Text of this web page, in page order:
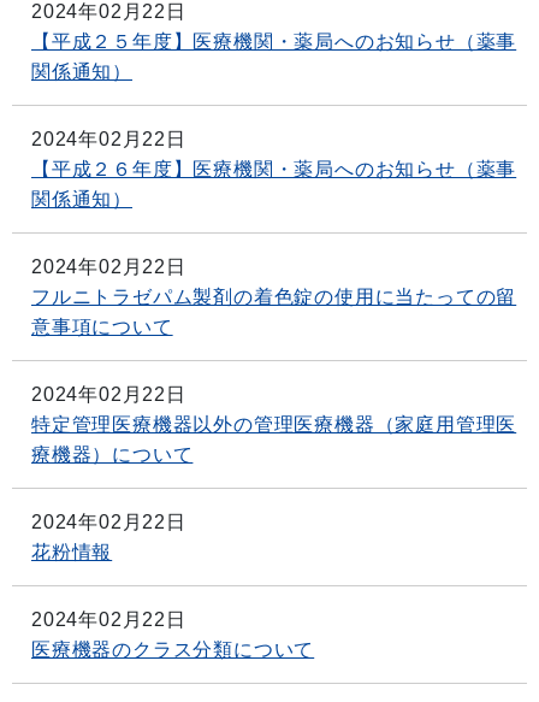
2024年02月22日
【平成２５年度】医療機関・薬局へのお知らせ（薬事
関係通知）
2024年02月22日
【平成２６年度】医療機関・薬局へのお知らせ（薬事
関係通知）
2024年02月22日
フルニトラゼパム製剤の着色錠の使用に当たっての留
意事項について
2024年02月22日
特定管理医療機器以外の管理医療機器（家庭用管理医
療機器）について
2024年02月22日
花粉情報
2024年02月22日
医療機器のクラス分類について